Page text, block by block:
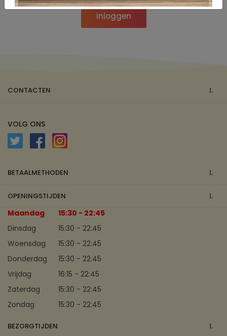
inloggen
CONTACTEN
VOLG ONS
BETAALMETHODEN
OPENINGSTIJDEN
Maandag
15:30 - 22:45
Dinsdag
15:30 - 22:45
Woensdag
15:30 - 22:45
Donderdag
15:30 - 22:45
Vrijdag
16:15 - 22:45
Zaterdag
15:30 - 22:45
Zondag
15:30 - 22:45
BEZORGTIJDEN